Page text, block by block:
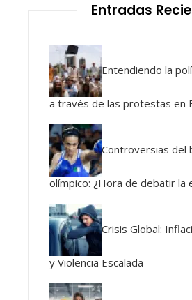
Entradas
Entendiendo la
a través de las protestas en
Controversias del
olímpico: ¿Hora de debatir la
Crisis Global:
y Violencia Escalada